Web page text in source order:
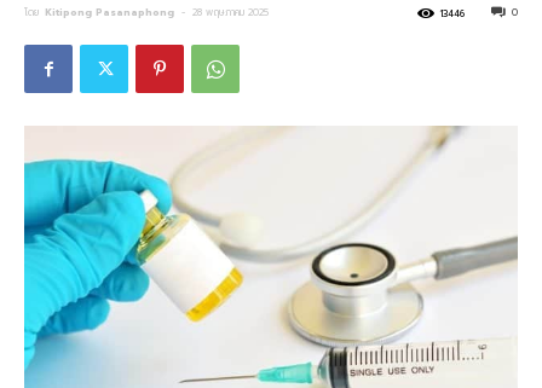
โดย Kitipong Pasanaphong - 28 พฤษภาคม 2025 0
13446